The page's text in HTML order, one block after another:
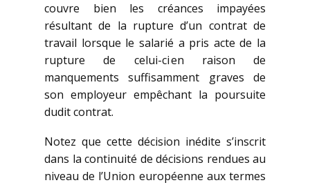
couvre bien les créances impayées
résultant de la rupture d’un contrat de
travail lorsque le salarié a pris acte de la
rupture de celui-ci en raison de
manquements suffisamment graves de
son employeur empêchant la poursuite
dudit contrat.
Notez que cette décision inédite s’inscrit
dans la continuité de décisions rendues au
niveau de l’Union européenne aux termes